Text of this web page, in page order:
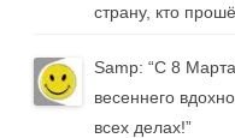
страну, кто
Samp: “С 8
весеннего
всех делах!”